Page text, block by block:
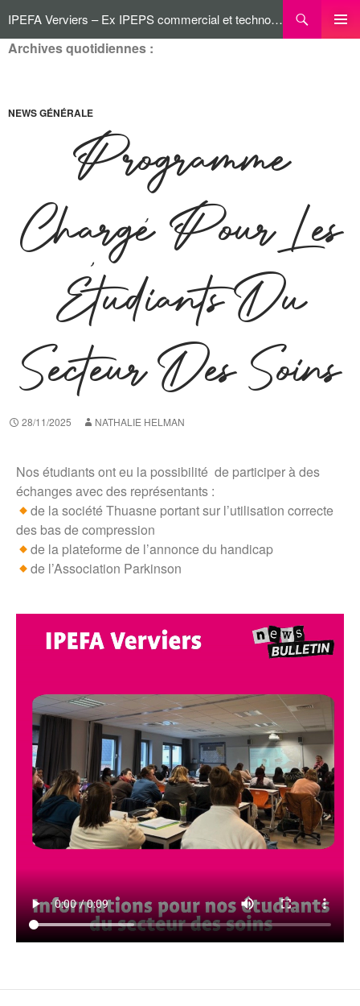
IPEFA Verviers – Ex IPEPS commercial et technologique
Archives quotidiennes :
NEWS GÉNÉRALE
Programme
Chargé Pour Les
Étudiants Du
Secteur Des Soins
28/11/2025 NATHALIE HELMAN
Nos étudiants ont eu la possibilité de participer à des
échanges avec des représentants :
de la société Thuasne portant sur l’utilisation correcte
des bas de compression
de la plateforme de l’annonce du handicap
de l’Association Parkinson